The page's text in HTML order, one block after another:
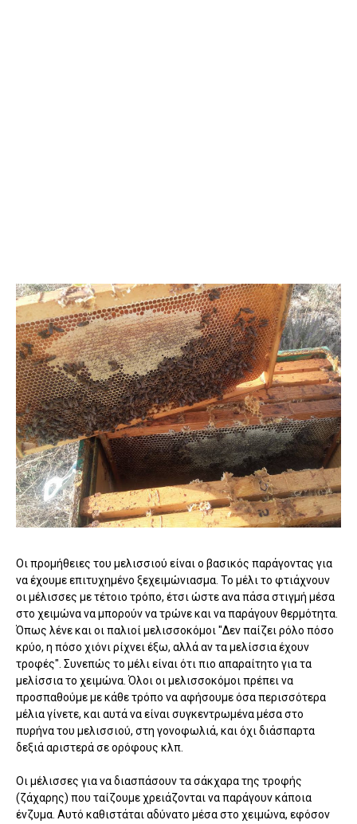
Οι προμήθειες του μελισσιού είναι ο βασικός παράγοντας για
να έχουμε επιτυχημένο ξεχειμώνιασμα. Το μέλι το φτιάχνουν
οι μέλισσες με τέτοιο τρόπο, έτσι ώστε ανα πάσα στιγμή μέσα
στο χειμώνα να μπορούν να τρώνε και να παράγουν θερμότητα.
Όπως λένε και οι παλιοί μελισσοκόμοι "Δεν παίζει ρόλο πόσο
κρύο, η πόσο χιόνι ρίχνει έξω, αλλά αν τα μελίσσια έχουν
τροφές". Συνεπώς το μέλι είναι ότι πιο απαραίτητο για τα
μελίσσια το χειμώνα. Όλοι οι μελισσοκόμοι πρέπει να
προσπαθούμε με κάθε τρόπο να αφήσουμε όσα περισσότερα
μέλια γίνετε, και αυτά να είναι συγκεντρωμένα μέσα στο
πυρήνα του μελισσιού, στη γονοφωλιά, και όχι διάσπαρτα
δεξιά αριστερά σε ορόφους κλπ.
Οι μέλισσες για να διασπάσουν τα σάκχαρα της τροφής
(ζάχαρης) που ταίζουμε χρειάζονται να παράγουν κάποια
ένζυμα. Αυτό καθιστάται αδύνατο μέσα στο χειμώνα, εφόσον